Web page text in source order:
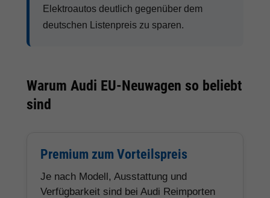
Elektroautos deutlich gegenüber dem
deutschen Listenpreis zu sparen.
Warum Audi EU-Neuwagen so beliebt
sind
Premium zum Vorteilspreis
Je nach Modell, Ausstattung und
Verfügbarkeit sind bei Audi Reimporten